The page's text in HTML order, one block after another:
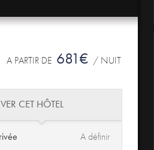
A PARTIR DE 681€ / NUIT
CET HÔTEL